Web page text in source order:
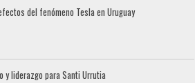
del fenómeno Tesla en Uruguay
y liderazgo para Santi Urrutia